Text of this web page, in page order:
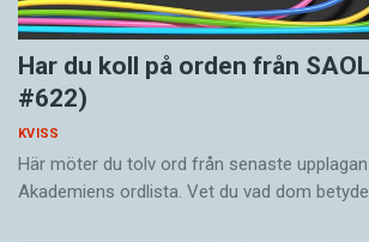
Har du koll på orden från
#622)
KVISS
Här möter du tolv ord från senaste
Akademiens ordlista. Vet du vad dom